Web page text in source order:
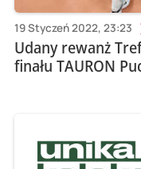
19 Styczeń 2022, 23:23
Udany rewanż
finału TAURON